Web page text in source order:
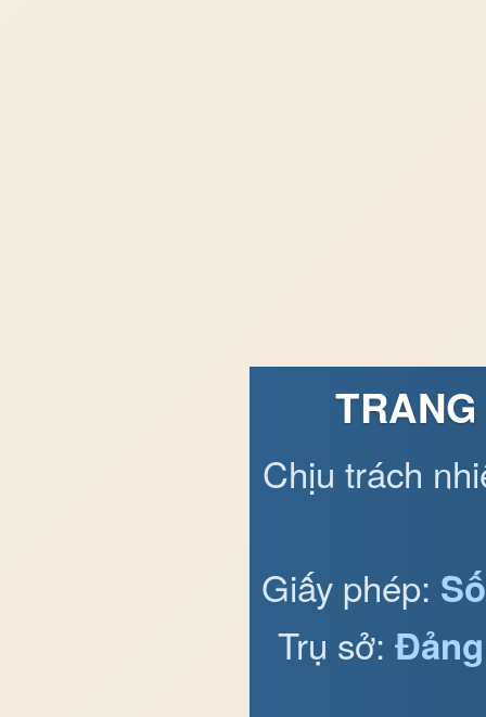
Chịu trách
Giấy phép:
Trụ sở: